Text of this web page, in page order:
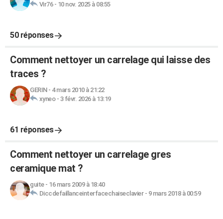
Vir76- 10 nov. 2025 à 08:55
50 réponses
Comment nettoyer un carrelage qui laisse des
traces ?
GERIN- 4 mars 2010 à 21:22
xyneo- 3 févr. 2026 à 13:19
61 réponses
Comment nettoyer un carrelage gres
ceramique mat ?
guite- 16 mars 2009 à 18:40
Diccdefaillanceinterfacechaiseclavier- 9 mars 2018 à 00:59